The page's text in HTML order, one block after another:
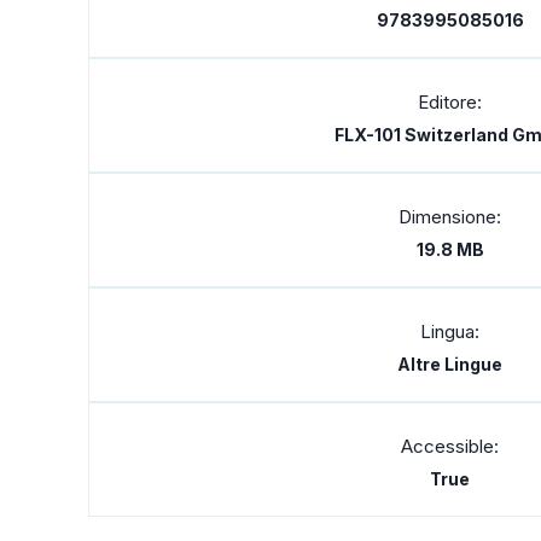
9783995085016
Editore:
FLX-101 Switzerland
Dimensione:
19.8 MB
Lingua:
Altre Lingue
Accessible:
True